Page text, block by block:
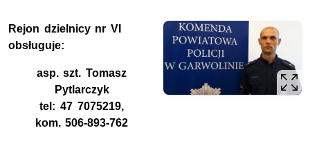
Rejon dzielnicy nr VI
obsługuje:
asp. szt. Tomasz
Pytlarczyk
tel: 47 7075219,
kom. 506-893-762